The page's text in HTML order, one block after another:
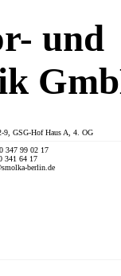
und
9, GSG-Hof Haus A, 4. OG
347 99 02 17
341 64 17
berlin.de